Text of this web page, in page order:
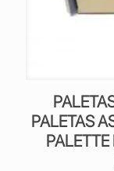
PALETAS